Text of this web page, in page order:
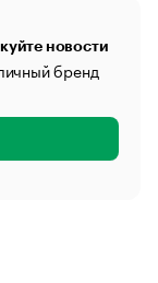
новости
бренд